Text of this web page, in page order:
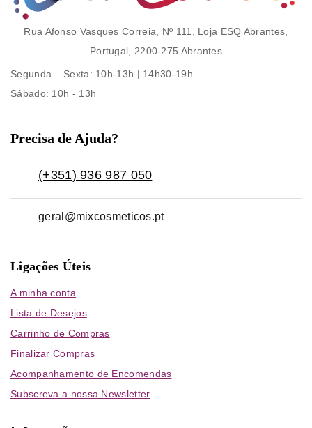
Rua Afonso Vasques Correia, Nº 111, Loja ESQ Abrantes,
Portugal, 2200-275 Abrantes
Segunda – Sexta: 10h-13h | 14h30-19h
Sábado: 10h - 13h
Precisa de Ajuda?
(+351) 936 987 050
geral@mixcosmeticos.pt
Ligações Úteis
A minha conta
Lista de Desejos
Carrinho de Compras
Finalizar Compras
Acompanhamento de Encomendas
Subscreva a nossa Newsletter